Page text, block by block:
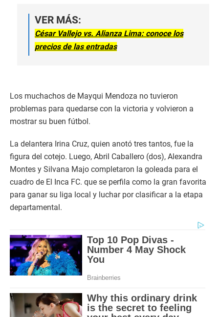
VER MÁS:
César Vallejo vs. Alianza Lima: conoce los
precios de las entradas
Los muchachos de Mayqui Mendoza no tuvieron
problemas para quedarse con la victoria y volvieron a
mostrar su buen fútbol.
La delantera Irina Cruz, quien anotó tres tantos, fue la
figura del cotejo. Luego, Abril Caballero (dos), Alexandra
Montes y Silvana Majo completaron la goleada para el
cuadro de El Inca FC. que se perfila como la gran favorita
para ganar su liga local y luchar por clasificar a la etapa
departamental.